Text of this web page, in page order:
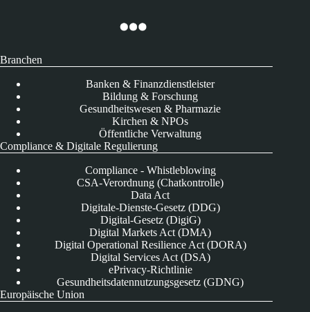
Branchen
Banken & Finanzdienstleister
Bildung & Forschung
Gesundheitswesen & Pharmazie
Kirchen & NPOs
Öffentliche Verwaltung
Compliance & Digitale Regulierung
Compliance - Whistleblowing
CSA-Verordnung (Chatkontrolle)
Data Act
Digitale-Dienste-Gesetz (DDG)
Digital-Gesetz (DigiG)
Digital Markets Act (DMA)
Digital Operational Resilience Act (DORA)
Digital Services Act (DSA)
ePrivacy-Richtlinie
Gesundheitsdatennutzungsgesetz (GDNG)
Europäische Union